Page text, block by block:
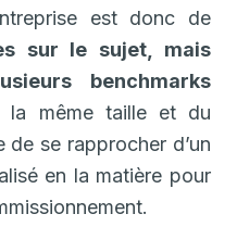
est donc de
sur le sujet, mais
benchmarks
la même taille et du
de se rapprocher d’un
en la matière pour